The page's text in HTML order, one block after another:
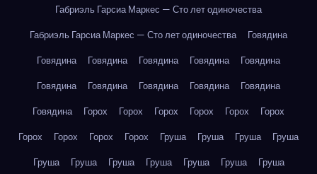
Габриэль Гарсиа Маркес — Сто лет одиночества
Габриэль Гарсиа Маркес — Сто лет одиночества
Говядина
Говядина
Говядина Говядина Говядина
Говядина
Говядина
Говядина Говядина Говядина
Говядина
Говядина
Горох Горох Горох Горох Горох
Горох
Горох
Горох Горох Горох Груша Груша Груша
Груша
Груша
Груша Груша Груша Груша Груша
Груша